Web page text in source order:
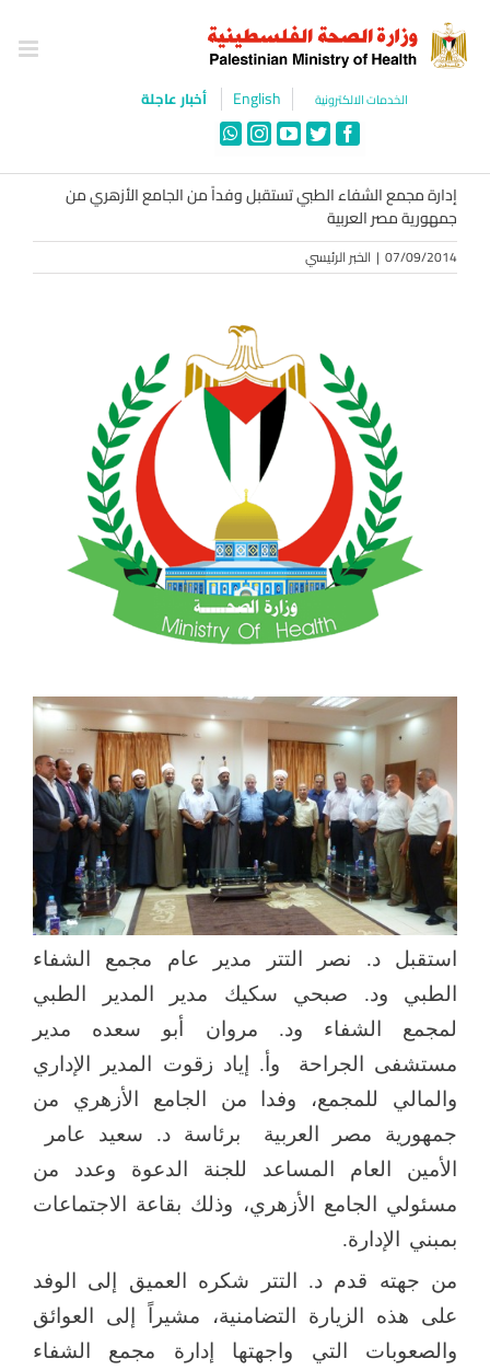
content
الخدمات الالكترونية English أخبار عاجلة
Facebook
Twitter
YouTube
Instagram
WhatsApp
إدارة مجمع الشفاء الطبي تستقبل وفداً من الجامع الأزهري من
جمهورية مصر العربية
07/09/2014
| الخبر الرئيسي
استقبل د. نصر التتر مدير عام مجمع الشفاء
الطبي ود. صبحي سكيك مدير المدير الطبي
لمجمع الشفاء ود. مروان أبو سعده مدير
مستشفى الجراحة
وأ. إياد زقوت المدير الإداري
والمالي للمجمع، وفدا من الجامع الأزهري من
جمهورية مصر العربية
برئاسة د. سعيد عامر
الأمين العام المساعد للجنة الدعوة وعدد من
مسئولي الجامع الأزهري، وذلك بقاعة الاجتماعات
بمبني الإدارة.
من جهته قدم د. التتر شكره العميق إلى الوفد
على هذه الزيارة التضامنية، مشيراً إلى العوائق
والصعوبات التي واجهتها إدارة مجمع الشفاء